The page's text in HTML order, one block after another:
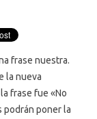
frase nuestra.
la nueva
frase fue «No
podrán poner la